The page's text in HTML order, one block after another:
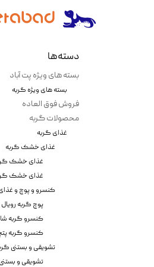
دسته‌ها
بسته های ویژه پت آباد
بسته های ویژه گربه
فروش فوق العاده
محصولات گربه
غذای گربه
غذای خشک گربه
غذای خشک
غذای خشک
کنسرو و پوچ و
پوچ گربه
کنسرو گربه
کنسرو گربه
تشویقی و بستنی
تشویقی و